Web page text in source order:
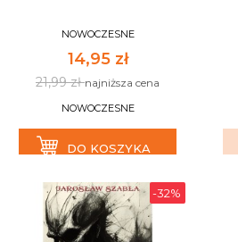
NOWOCZESNE
14,95 zł
21,99 złnajniższa cena
NOWOCZESNE
DO KOSZYKA
-32%